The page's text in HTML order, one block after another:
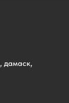
дамаск,